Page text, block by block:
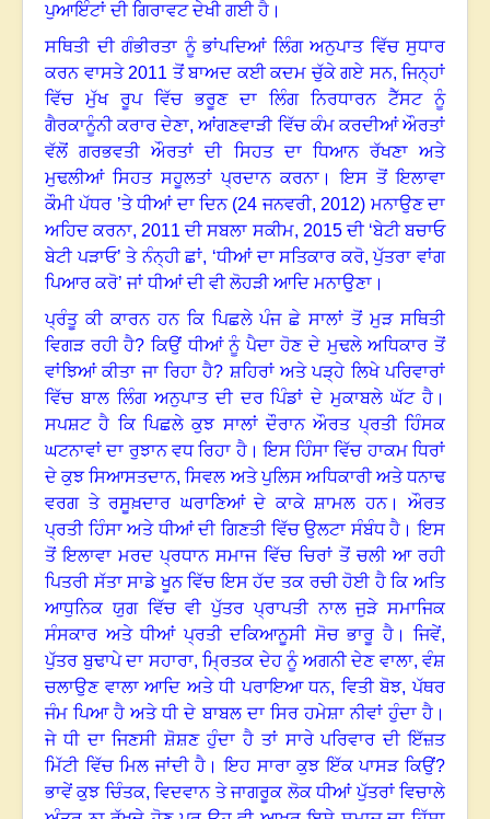
ਪੁਆਇੰਟਾਂ ਦੀ ਗਿਰਾਵਟ ਦੇਖੀ ਗਈ ਹੈ ।
ਸਥਿਤੀ ਦੀ ਗੰਭੀਰਤਾ ਨੂੰ ਭਾਂਪਦਿਆਂ ਲਿੰਗ ਅਨੁਪਾਤ ਵਿੱਚ ਸੁਧਾਰ
ਕਰਨ ਵਾਸਤੇ 2011 ਤੋਂ ਬਾਅਦ ਕਈ ਕਦਮ ਚੁੱਕੇ ਗਏ ਸਨ, ਜਿਨ੍ਹਾਂ
ਵਿੱਚ ਮੁੱਖ ਰੂਪ ਵਿੱਚ ਭਰੂਣ ਦਾ ਲਿੰਗ ਨਿਰਧਾਰਨ ਟੈੱਸਟ ਨੂੰ
ਗੈਰਕਾਨੂੰਨੀ ਕਰਾਰ ਦੇਣਾ,ਆਂਗਣਵਾੜੀ ਵਿੱਚ ਕੰਮ ਕਰਦੀਆਂ ਔਰਤਾਂ
ਵੱਲੋਂ ਗਰਭਵਤੀ ਔਰਤਾਂ ਦੀ ਸਿਹਤ ਦਾ ਧਿਆਨ ਰੱਖਣਾ ਅਤੇ
ਮੁਢਲੀਆਂ ਸਿਹਤ ਸਹੂਲਤਾਂ ਪ੍ਰਦਾਨ ਕਰਨਾ ।ਇਸ ਤੋਂ ਇਲਾਵਾ
ਕੌਮੀ ਪੱਧਰ ’ਤੇ ਧੀਆਂ ਦਾ ਦਿਨ (24 ਜਨਵਰੀ, 2012) ਮਨਾਉਣ ਦਾ
ਅਹਿਦ ਕਰਨਾ, 2011 ਦੀ ਸਬਲਾ ਸਕੀਮ, 2015ਦੀ ‘ਬੇਟੀ ਬਚਾਓ
ਬੇਟੀ ਪੜਾਓ’ਤੇ ਨੰਨ੍ਹੀ ਛਾਂ, ‘ਧੀਆਂ ਦਾ ਸਤਿਕਾਰ ਕਰੋ,ਪੁੱਤਰਾ ਵਾਂਗ
ਪਿਆਰ ਕਰੋ’ਜਾਂ ਧੀਆਂ ਦੀ ਵੀ ਲੋਹੜੀ ਆਦਿ ਮਨਾਉਣਾ ।
ਪ੍ਰੰਤੂ ਕੀ ਕਾਰਨ ਹਨ ਕਿ ਪਿਛਲੇ ਪੰਜ ਛੇ ਸਾਲਾਂ ਤੋਂ ਮੁੜ ਸਥਿਤੀ
ਵਿਗੜ ਰਹੀ ਹੈ? ਕਿਉਂ ਧੀਆਂ ਨੂੰ ਪੈਦਾ ਹੋਣ ਦੇ ਮੁਢਲੇ ਅਧਿਕਾਰ ਤੋਂ
ਵਾਂਝਿਆਂ ਕੀਤਾ ਜਾ ਰਿਹਾ ਹੈ? ਸ਼ਹਿਰਾਂ ਅਤੇ ਪੜ੍ਹੇ ਲਿਖੇ ਪਰਿਵਾਰਾਂ
ਵਿੱਚ ਬਾਲ ਲਿੰਗ ਅਨੁਪਾਤ ਦੀ ਦਰ ਪਿੰਡਾਂ ਦੇ ਮੁਕਾਬਲੇ ਘੱਟ ਹੈ ।
ਸਪਸ਼ਟ ਹੈ ਕਿ ਪਿਛਲੇ ਕੁਝ ਸਾਲਾਂ ਦੌਰਾਨ ਔਰਤ ਪ੍ਰਤੀ ਹਿੰਸਕ
ਘਟਨਾਵਾਂ ਦਾ ਰੁਝਾਨ ਵਧ ਰਿਹਾ ਹੈ।ਇਸ ਹਿੰਸਾ ਵਿੱਚ ਹਾਕਮ ਧਿਰਾਂ
ਦੇ ਕੁਝ ਸਿਆਸਤਦਾਨ,ਸਿਵਲ ਅਤੇ ਪੁਲਿਸ ਅਧਿਕਾਰੀ ਅਤੇ ਧਨਾਢ
ਵਰਗ ਤੇ ਰਸੂਖ਼ਦਾਰ ਘਰਾਣਿਆਂ ਦੇ ਕਾਕੇ ਸ਼ਾਮਲ ਹਨ। ਔਰਤ
ਪ੍ਰਤੀ ਹਿੰਸਾ ਅਤੇ ਧੀਆਂ ਦੀ ਗਿਣਤੀ ਵਿੱਚ ਉਲਟਾ ਸੰਬੰਧ ਹੈ ।ਇਸ
ਤੋਂ ਇਲਾਵਾ ਮਰਦ ਪ੍ਰਧਾਨ ਸਮਾਜ ਵਿੱਚ ਚਿਰਾਂ ਤੋਂ ਚਲੀ ਆ ਰਹੀ
ਪਿਤਰੀ ਸੱਤਾ ਸਾਡੇ ਖੂਨ ਵਿੱਚ ਇਸ ਹੱਦ ਤਕ ਰਚੀ ਹੋਈ ਹੈ ਕਿ ਅਤਿ
ਆਧੁਨਿਕ ਯੁਗ ਵਿੱਚ ਵੀ ਪੁੱਤਰ ਪ੍ਰਾਪਤੀ ਨਾਲ ਜੁੜੇ ਸਮਾਜਿਕ
ਸੰਸਕਾਰ ਅਤੇ ਧੀਆਂ ਪ੍ਰਤੀ ਦਕਿਆਨੂਸੀ ਸੋਚ ਭਾਰੂ ਹੈ। ਜਿਵੇਂ,
ਪੁੱਤਰ ਬੁਢਾਪੇ ਦਾ ਸਹਾਰਾ, ਮ੍ਰਿਤਕ ਦੇਹ ਨੂੰ ਅਗਨੀ ਦੇਣ ਵਾਲਾ, ਵੰਸ਼
ਚਲਾਉਣ ਵਾਲਾ ਆਦਿ ਅਤੇ ਧੀ ਪਰਾਇਆ ਧਨ, ਵਿਤੀ ਬੋਝ,ਪੱਥਰ
ਜੰਮ ਪਿਆ ਹੈ ਅਤੇ ਧੀ ਦੇ ਬਾਬਲ ਦਾ ਸਿਰ ਹਮੇਸ਼ਾ ਨੀਵਾਂ ਹੁੰਦਾ ਹੈ ।
ਜੇ ਧੀ ਦਾ ਜਿਣਸੀ ਸ਼ੋਸ਼ਣ ਹੁੰਦਾ ਹੈ ਤਾਂ ਸਾਰੇ ਪਰਿਵਾਰ ਦੀ ਇੱਜ਼ਤ
ਮਿੱਟੀ ਵਿੱਚ ਮਿਲ ਜਾਂਦੀ ਹੈ ।ਇਹ ਸਾਰਾ ਕੁਝ ਇੱਕ ਪਾਸੜ ਕਿਉਂ?
ਭਾਵੇਂ ਕੁਝ ਚਿੰਤਕ,ਵਿਦਵਾਨ ਤੇ ਜਾਗਰੂਕ ਲੋਕ ਧੀਆਂ ਪੁੱਤਰਾਂ ਵਿਚਾਲੇ